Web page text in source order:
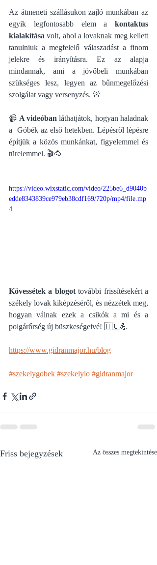
Az átmeneti szállásukon zajló munkában az
egyik legfontosabb elem a kontaktus
kialakítása volt, ahol a lovaknak meg kellett
tanulniuk a megfelelő válaszadást a finom
jelekre és irányításra. Ez az alapja
mindannak, ami a jövőbeli munkában
szükséges lesz, legyen az bűnmegelőzési
szolgálat vagy versenyzés. 🚨
📹 A videóban láthatjátok, hogyan haladnak
a  Góbék az első hetekben. Lépésről lépésre
építjük a közös munkánkat, figyelemmel és
türelemmel. 🎬🐴
https://video.wixstatic.com/video/225be6_d9040b
edde8343839ce979eb38cdf169/720p/mp4/file.mp
4
Kövessétek a blogot további frissítésekért a
székely lovak kiképzéséről, és nézzétek meg,
hogyan válnak ezek a csikók a mi és a
polgárőrség új büszkeségeivé! 🇭🇺💪
https://www.gidranmajor.hu/blog
#szekelygobek #szekelylo #gidranmajor
Friss bejegyzések Az összes megtekintése